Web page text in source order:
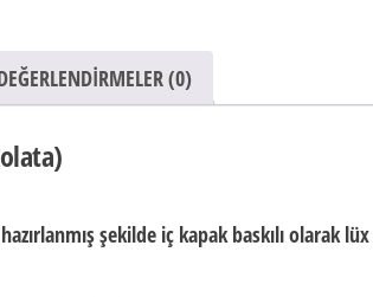
(0)
hazırlanmış şekilde iç kapak baskılı olarak